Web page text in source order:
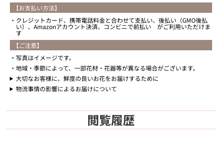
【お支払い方法】
クレジットカード、携帯電話料金と合わせて支払い、後払い（GMO後払
い）、Amazonアカウント決済、コンビニで前払い がご利用いただけま
す
【ご注意】
写真はイメージです。
地域・季節によって、一部花材・花器等が異なる場合がございます。
大切なお客様に、鮮度の良いお花をお届けするために
物流事情の影響によるお届けについて
閲覧履歴